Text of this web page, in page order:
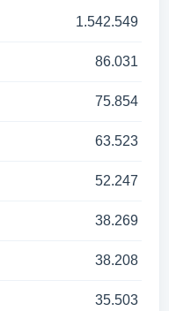
1.542.549
86.031
75.854
63.523
52.247
38.269
38.208
35.503